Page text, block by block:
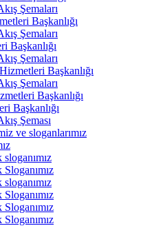
Şemaları
Başkanlığı
Şemaları
Başkanlığı
Şemaları
Başkanlığı
Şemaları
Başkanlığı
Başkanlığı
Şeması
ve sloganlarımız